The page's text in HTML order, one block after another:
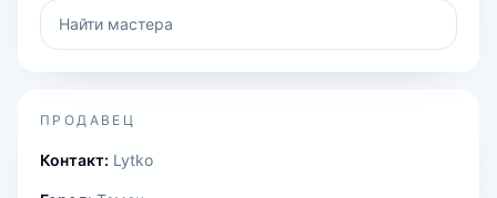
Найти мастера
ПРОДАВЕЦ
Контакт: Lytko